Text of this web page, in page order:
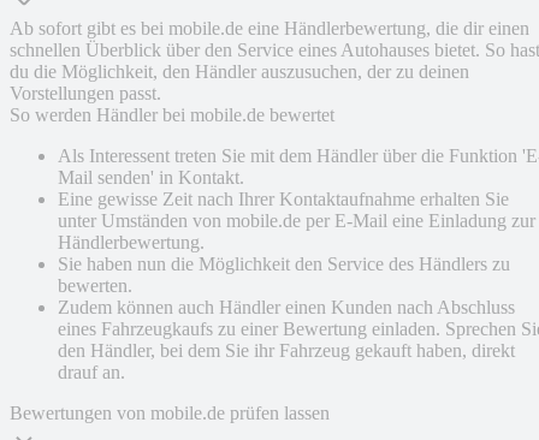
Ab sofort gibt es bei mobile.de eine Händlerbewertung, die dir einen
schnellen Überblick über den Service eines Autohauses bietet. So hast
du die Möglichkeit, den Händler auszusuchen, der zu deinen
Vorstellungen passt.
So werden Händler bei mobile.de bewertet
Als Interessent treten Sie mit dem Händler über die Funktion
Mail senden' in Kontakt.
Eine gewisse Zeit nach Ihrer Kontaktaufnahme erhalten Sie
unter Umständen von mobile.de per E-Mail eine Einladung zur
Händlerbewertung.
Sie haben nun die Möglichkeit den Service des Händlers zu
bewerten.
Zudem können auch Händler einen Kunden nach Abschluss
eines Fahrzeugkaufs zu einer Bewertung einladen. Sprechen
den Händler, bei dem Sie ihr Fahrzeug gekauft haben, direkt
drauf an.
Bewertungen von mobile.de prüfen lassen